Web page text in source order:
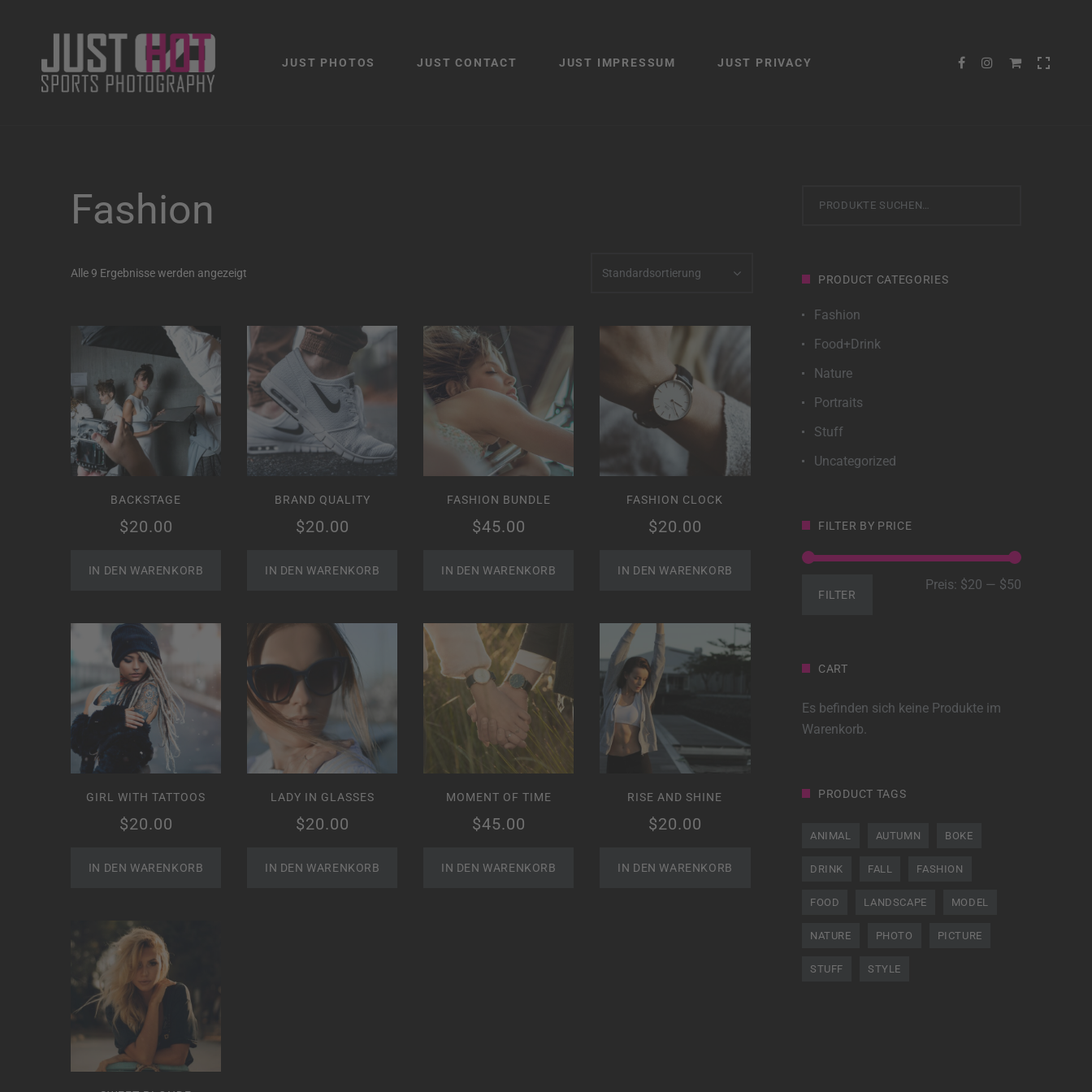
JUST PHOTOS JUST CONTACT JUST IMPRESSUM JUST PRIVACY
Fashion
Alle 9 Ergebnisse werden angezeigt Standardsortierung
BACKSTAGE
$20.00
IN DEN WARENKORB
BRAND QUALITY
$20.00
IN DEN WARENKORB
FASHION BUNDLE
$45.00
IN DEN WARENKORB
FASHION CLOCK
$20.00
IN DEN WARENKORB
GIRL WITH TATTOOS
$20.00
IN DEN WARENKORB
LADY IN GLASSES
$20.00
IN DEN WARENKORB
MOMENT OF TIME
$45.00
IN DEN WARENKORB
RISE AND SHINE
$20.00
IN DEN WARENKORB
PRODUCT CATEGORIES
Fashion
Food+Drink
Nature
Portraits
Stuff
Uncategorized
FILTER BY PRICE
FILTER
Preis: $20 — $50
CART
Es befinden sich keine Produkte im
Warenkorb.
PRODUCT TAGS
ANIMAL AUTUMN BOKE
DRINK FALL FASHION
FOOD LANDSCAPE MODEL
NATURE PHOTO PICTURE
STUFF STYLE